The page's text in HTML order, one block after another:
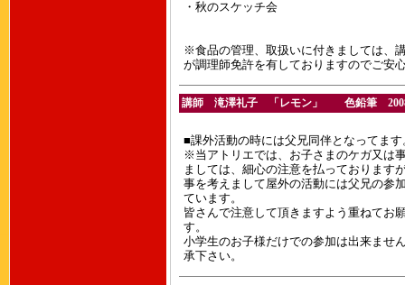
・秋のスケッチ会
※食品の管理、取扱いに付きましては、
が調理師免許を有しておりますのでご安
講師 滝澤礼子 「レモン」 色鉛筆
■課外活動の時には父兄同伴となってます
※当アトリエでは、お子さまのケガ又は
ましては、細心の注意を払っております
事を考えまして屋外の活動には父兄の参
ています。
皆さんで注意して頂きますよう重ねてお
す。
小学生のお子様だけでの参加は出来ませ
承下さい。